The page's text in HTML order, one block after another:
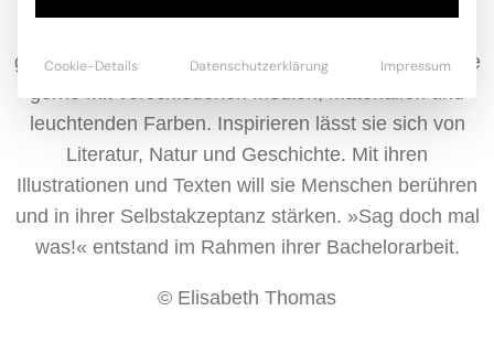
gestalten und zu illustrieren. Dabei experimentiert sie
gerne mit verschiedenen Medien, Materialien und
leuchtenden Farben. Inspirieren lässt sie sich von
Literatur, Natur und Geschichte. Mit ihren
Illustrationen und Texten will sie Menschen berühren
und in ihrer Selbstakzeptanz stärken. »Sag doch mal
was!« entstand im Rahmen ihrer Bachelorarbeit.
© Elisabeth Thomas
Cookie-Details Datenschutzerklärung Impressum